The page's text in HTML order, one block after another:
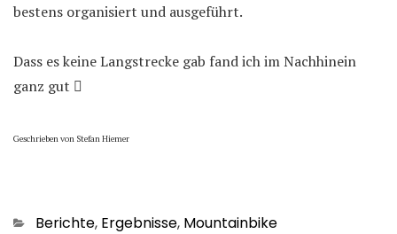
bestens organisiert und ausgeführt.
Dass es keine Langstrecke gab fand ich im Nachhinein
ganz gut 
Geschrieben von Stefan Hiemer
Kategorien
Berichte, Ergebnisse, Mountainbike